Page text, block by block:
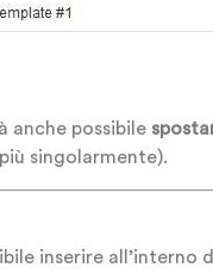
anche possibile
singolarmente).
inserire